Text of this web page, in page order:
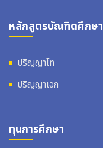
หลักสูตรบัณฑิตศึกษา
ปริญญาโท
ปริญญาเอก
ทุนการศึกษา